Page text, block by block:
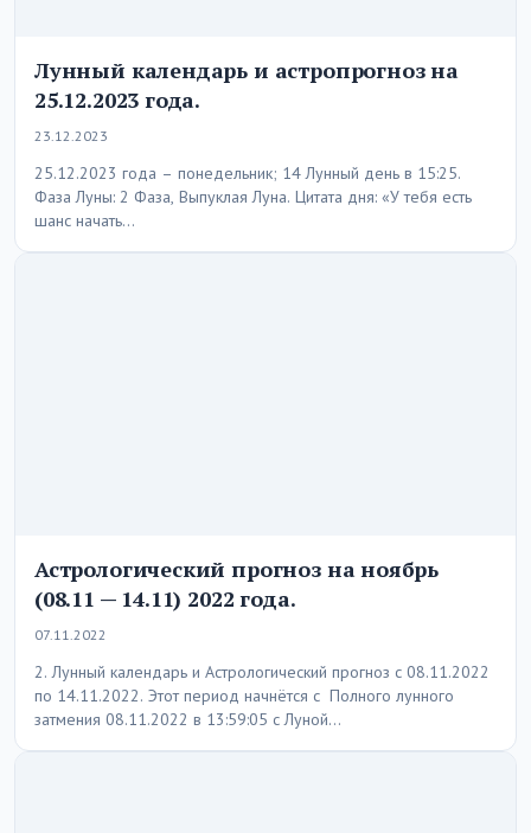
Лунный календарь и астропрогноз на
25.12.2023 года.
23.12.2023
25.12.2023 года – понедельник; 14 Лунный день в 15:25.
Фаза Луны: 2 Фаза, Выпуклая Луна. Цитата дня: «У тебя есть
шанс начать…
Астрологический прогноз на ноябрь
(08.11 — 14.11) 2022 года.
07.11.2022
2. Лунный календарь и Астрологический прогноз с 08.11.2022
по 14.11.2022. Этот период начнётся с Полного лунного
затмения 08.11.2022 в 13:59:05 с Луной…